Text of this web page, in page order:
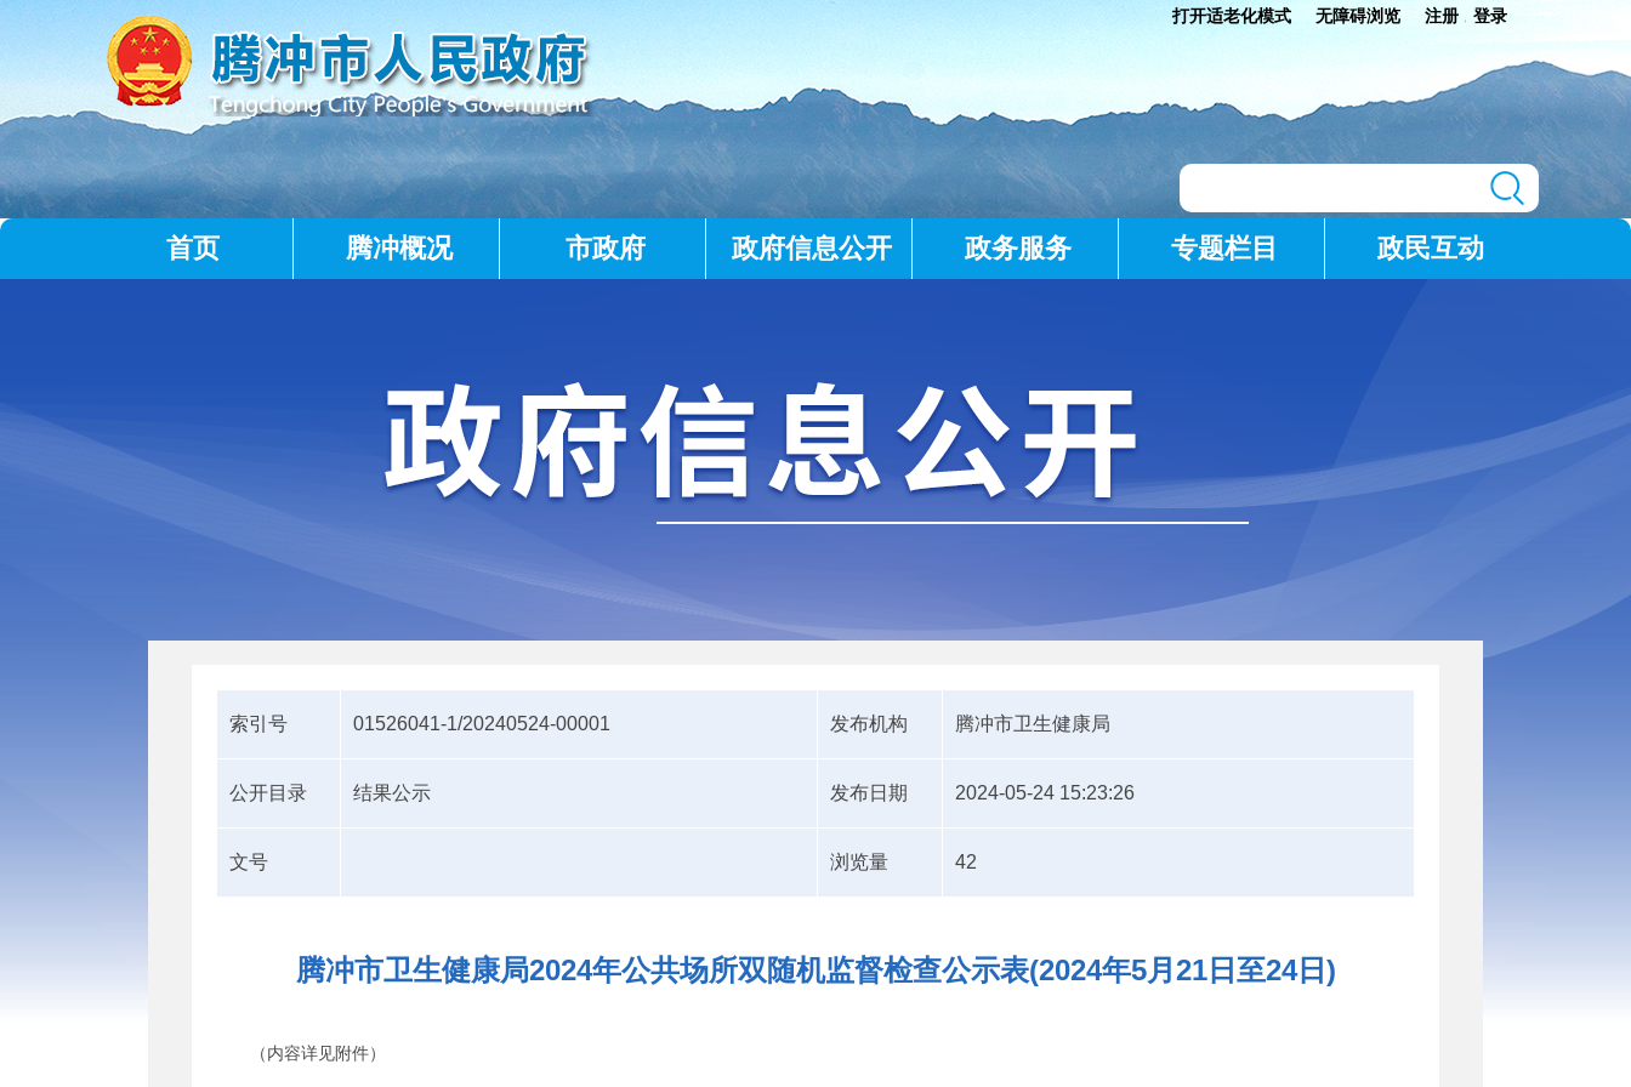
打开适老化模式 无障碍浏览 注册 登录
首页 腾冲概况 市政府 政府信息公开 政务服务 专题栏目 政民互动
索引号 01526041-1/20240524-00001 发布机构 腾冲市卫生健康局
公开目录 结果公示 发布日期 2024-05-24 15:23:26
文号 浏览量 42
腾冲市卫生健康局2024年公共场所双随机监督检查公示表(2024年5月21日至24日)
（内容详见附件）